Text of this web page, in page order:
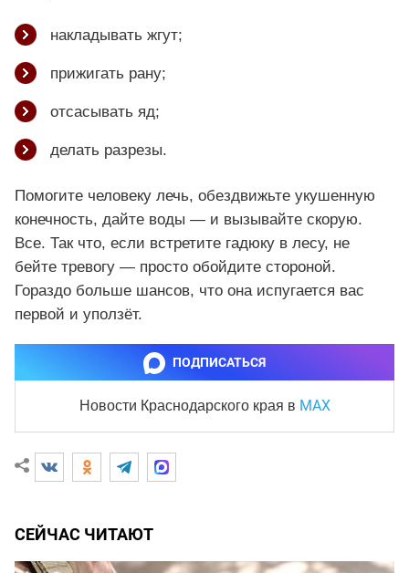
накладывать жгут;
прижигать рану;
отсасывать яд;
делать разрезы.
Помогите человеку лечь, обездвижьте укушенную
конечность, дайте воды — и вызывайте скорую.
Все. Так что, если встретите гадюку в лесу, не
бейте тревогу — просто обойдите стороной.
Гораздо больше шансов, что она испугается вас
первой и уползёт.
ПОДПИСАТЬСЯ
Новости Краснодарского края в MAX
СЕЙЧАС ЧИТАЮТ